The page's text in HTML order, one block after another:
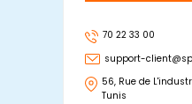
70 22 33 00
support-
56, Rue de
Tunis